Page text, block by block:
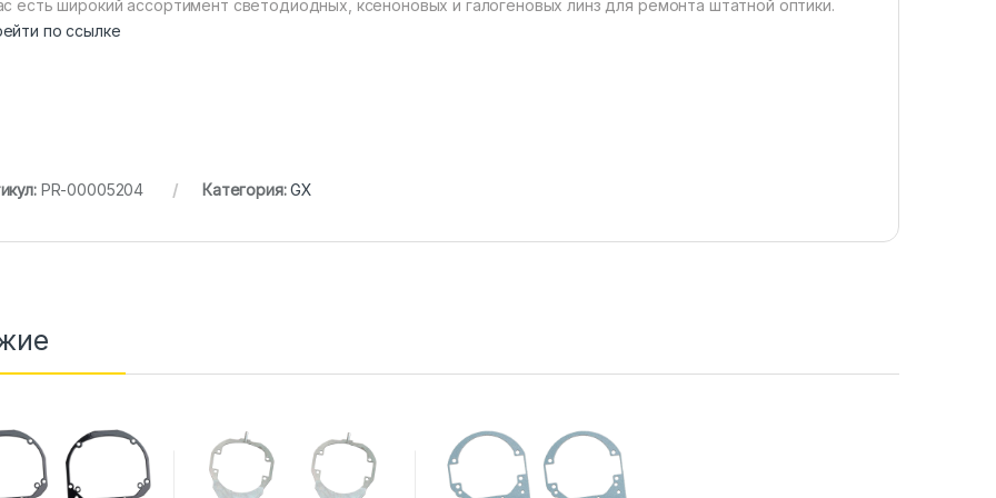
есть широкий ассортимент светодиодных, ксеноновых и галогеновых линз для ремонта штатной оптики.
по ссылке
PR-00005204 Категория:GX